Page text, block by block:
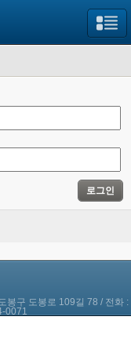
로그인
봉구 도봉로 109길 78 / 전화 :
0071